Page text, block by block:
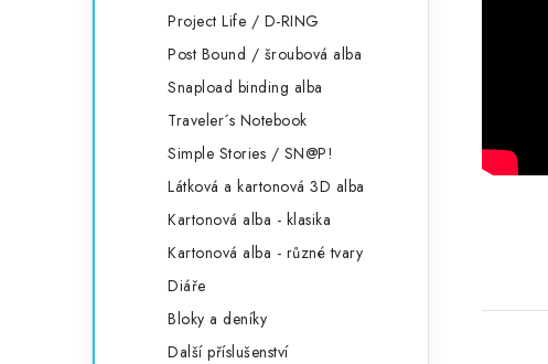
Project Life / D-RING
Post Bound / šroubová alba
Snapload binding alba
Traveler´s Notebook
Simple Stories / SN@P!
Látková a kartonová 3D alba
Kartonová alba - klasika
Kartonová alba - různé tvary
Diáře
Bloky a deníky
Další příslušenství